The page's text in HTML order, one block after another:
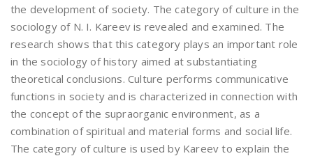
the development of society. The category of culture in the
sociology of N. I. Kareev is revealed and examined. The
research shows that this category plays an important role
in the sociology of history aimed at substantiating
theoretical conclusions. Culture performs communicative
functions in society and is characterized in connection with
the concept of the supraorganic environment, as a
combination of spiritual and material forms and social life.
The category of culture is used by Kareev to explain the